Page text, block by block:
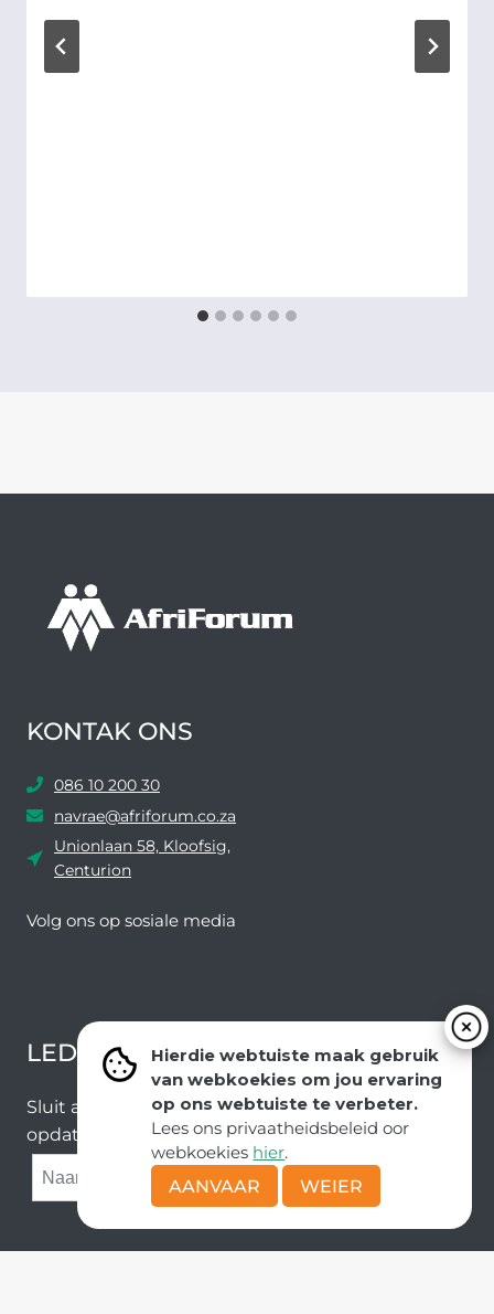
Hierdie webtuiste maak gebruik
van webkoekies om jou ervaring
op ons webtuiste te verbeter.
Lees ons privaatheidsbeleid oor
webkoekies hier.
AANVAAR
WEIER
KONTAK ONS
086 10 200 30
navrae@afriforum.co.za
Unionlaan 58, Kloofsig,
Centurion
Volg ons ​​op sosiale media
LEDEVOORDELE NUUSBRIEF
Sluit aan by ons e-poslys om die nuutste nuus en
opdaterings van ons span te ontvang.